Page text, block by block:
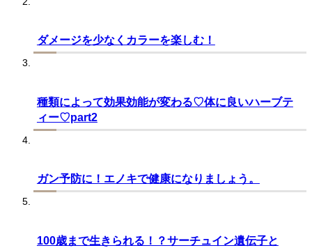
ダメージを少なくカラーを楽しむ！
種類によって効果効能が変わる♡体に良いハーブテ
ィー♡part2
ガン予防に！エノキで健康になりましょう。
100歳まで生きられる！？サーチュイン遺伝子と